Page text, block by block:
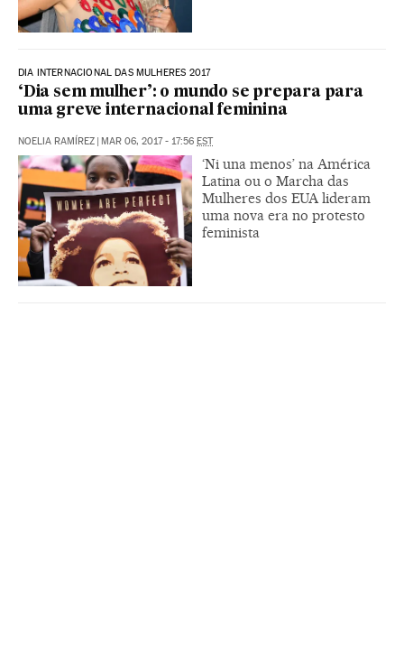
DIA INTERNACIONAL DAS MULHERES 2017
‘Dia sem mulher’: o mundo se prepara para
uma greve internacional feminina
NOELIA RAMÍREZ | MAR 06, 2017 - 17:56 EST
‘Ni una menos’ na América
Latina ou o Marcha das
Mulheres dos EUA lideram
uma nova era no protesto
feminista